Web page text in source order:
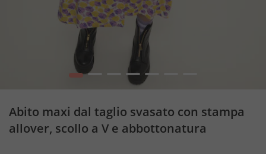
2 3 4
Abito maxi dal taglio svasato con stampa
allover, scollo a V e abbottonatura